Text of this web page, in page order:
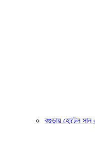
বগুড়ায় হোটেল সান